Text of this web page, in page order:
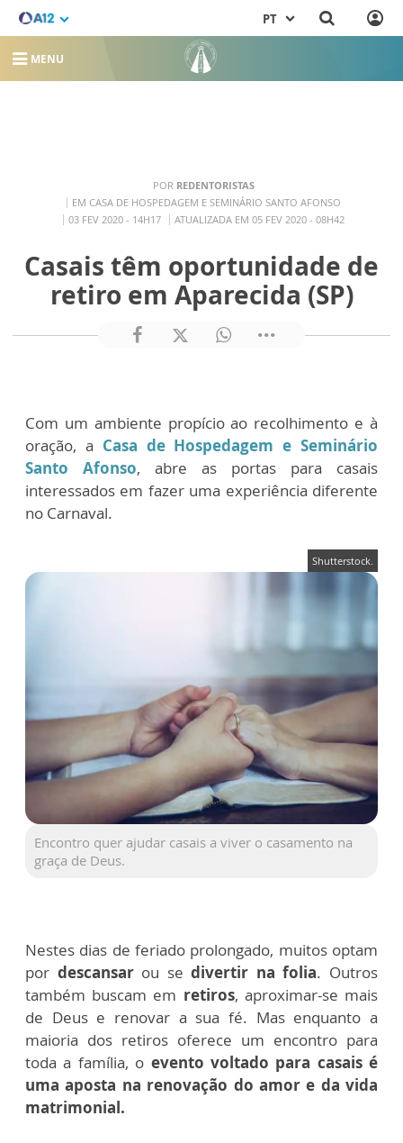
PT
MENU
POR REDENTORISTAS
EM CASA DE HOSPEDAGEM E SEMINÁRIO SANTO AFONSO
03 FEV 2020 - 14H17
ATUALIZADA EM 05 FEV 2020 - 08H42
Casais têm oportunidade de
retiro em Aparecida (SP)
Com um ambiente propício ao recolhimento e à
oração, a Casa de Hospedagem e Seminário
Santo Afonso, abre as portas para casais
interessados em fazer uma experiência diferente
no Carnaval.
Shutterstock.
Encontro quer ajudar casais a viver o casamento na
graça de Deus.
Nestes dias de feriado prolongado, muitos optam
por descansar ou sedivertir na folia. Outros
também buscam em retiros, aproximar-se mais
de Deus e renovar a sua fé. Mas enquanto a
maioria dos retiros oferece um encontro para
toda a família, o evento voltado para casais é
uma aposta na renovação do amor e da vida
matrimonial.